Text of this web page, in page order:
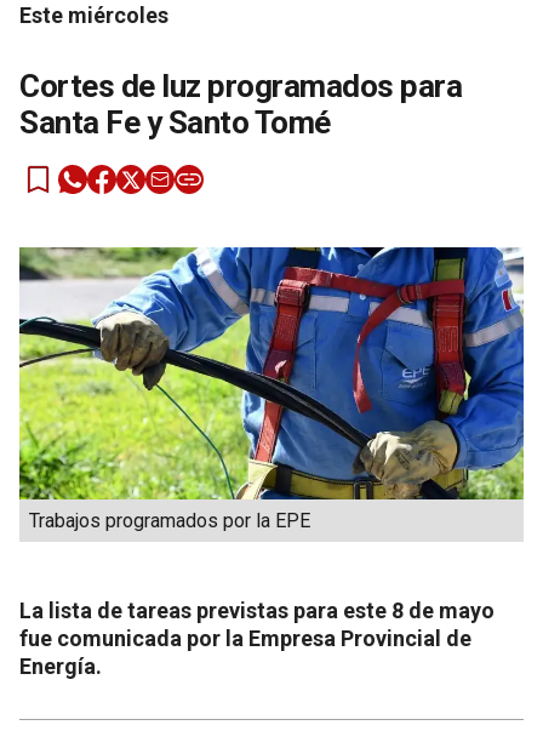
Este miércoles
Cortes de luz programados para
Santa Fe y Santo Tomé
Trabajos programados por la EPE
La lista de tareas previstas para este 8 de mayo
fue comunicada por la Empresa Provincial de
Energía.